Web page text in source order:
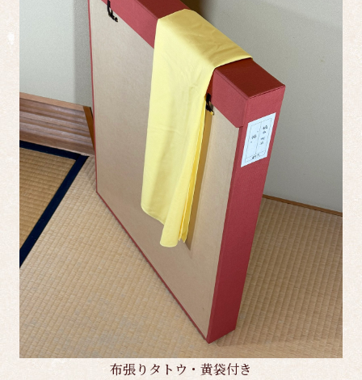
布張りタトウ・黄袋付き